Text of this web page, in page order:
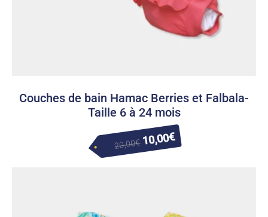
Couches de bain Hamac Berries et Falbala-
Taille 6 à 24 mois
20,00€ Le
était :
10,00€Le